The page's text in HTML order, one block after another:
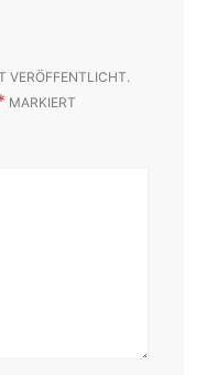
VERÖFFENTLICHT.
MARKIERT